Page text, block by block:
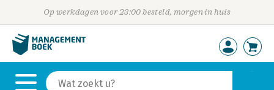
Op werkdagen voor 23:00 besteld, morgen in huis